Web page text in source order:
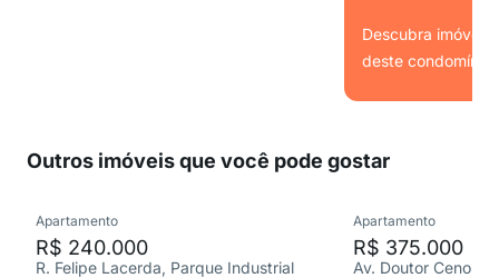
Descubra imóveis
deste condomínio.
Outros imóveis que você pode gostar
Apartamento
R$ 240.000
R. Felipe Lacerda, Parque Industrial
Apartamento
R$ 375.000